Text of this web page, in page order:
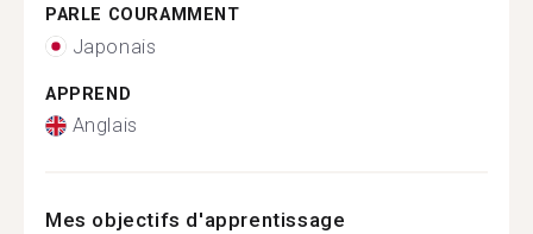
PARLE COURAMMENT
Japonais
APPREND
Anglais
Mes objectifs d'apprentissage